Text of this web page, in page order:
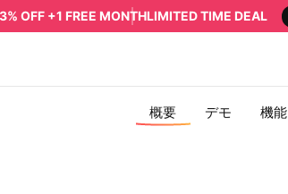
OFF +1 FREE MONTHLIMITED TIME DEAL
概要 デモ 機能